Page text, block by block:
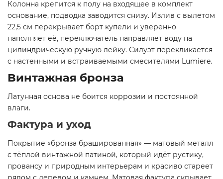
Колонна крепится к полу на входящее в комплект
основание, подводка заводится снизу. Излив с вылетом
22,5 см перекрывает борт купели и уверенно
наполняет её, переключатель направляет воду на
цилиндрическую ручную лейку. Силуэт перекликается
с настенными и встраиваемыми смесителями Lumiere.
Винтажная бронза
Латунная основа не боится коррозии и постоянной
влаги.
Фактура и уход
Покрытие «бронза брашированная» — матовый металл
с тёплой винтажной патиной, который идёт рустику,
провансу и природным интерьерам и красиво стареет